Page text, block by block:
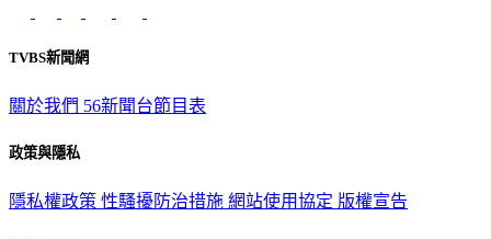
TVBS新聞網
關於我們 56新聞台節目表
政策與隱私
隱私權政策 性騷擾防治措施 網站使用協定 版權宣告